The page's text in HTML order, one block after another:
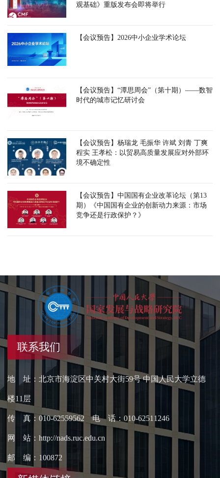
观基础》重版发布会即将举行
【会议预告】2026中小企业学术论坛
【会议预告】“潭思周会”（第十期）——数智
时代的城市记忆研讨会
【会议预告】杨瑞龙 毛振华 许斌 刘青 丁爽
程实 王孝松：以贸易高质量发展应对外部环
境不确定性
【会议预告】中国国有企业改革论坛（第13
期）《中国国有企业的创新动力来源：市场
竞争还是行政保护？》
联系我们
地 址：北京市海淀区中关村大街59号 中国人民大学立德
楼11层
传 真：010-62559562 电 话：010-62511246
网 站：http://nads.ruc.edu.cn
邮 编：100872